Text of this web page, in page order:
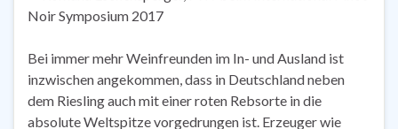
Bei immer mehr Weinfreunden im In- und Ausland ist
inzwischen angekommen, dass in Deutschland neben
dem Riesling auch mit einer roten Rebsorte in die
absolute Weltspitze vorgedrungen ist. Erzeuger wie